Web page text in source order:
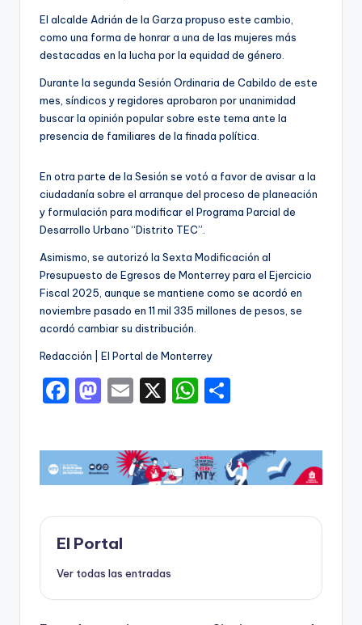
El alcalde Adrián de la Garza propuso este cambio,
como una forma de honrar a una de las mujeres más
destacadas en la lucha por la equidad de género.
Durante la segunda Sesión Ordinaria de Cabildo de este
mes, síndicos y regidores aprobaron por unanimidad
buscar la opinión popular sobre este tema ante la
presencia de familiares de la finada política.
En otra parte de la Sesión se votó a favor de avisar a la
ciudadanía sobre el arranque del proceso de planeación
y formulación para modificar el Programa Parcial de
Desarrollo Urbano “Distrito TEC”.
Asimismo, se autorizó la Sexta Modificación al
Presupuesto de Egresos de Monterrey para el Ejercicio
Fiscal 2025, aunque se mantiene como se acordó en
noviembre pasado en 11 mil 335 millones de pesos, se
acordó cambiar su distribución.
Redacción | El Portal de Monterrey
F
c
e
b
o
o
k
M
st
o
d
o
n
E
ai
l
X
W
a
ts
A
p
m
p
ar
ti
El Portal
Ver todas las entradas